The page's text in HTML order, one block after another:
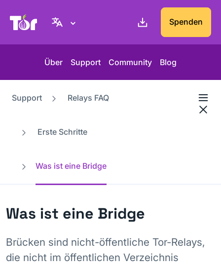
Tor-Projekt Webseite Spenden
Über Support Community Blog
Support Relays FAQ
Erste Schritte
Was ist eine Bridge
Was ist eine Bridge
Brücken sind nicht-öffentliche Tor-Relays,
die nicht im öffentlichen Verzeichnis